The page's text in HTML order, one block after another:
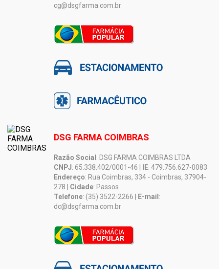
cg@dsgfarma.com.br
DSG FARMA COIMBRAS
Razão Social : DSG FARMA COIMBRAS LTDA
CNPJ: 65.338.402/0001-46 | IE: 479.756.627-0083
Endereço: Rua Coimbras, 334 - Coimbras, 37904-
278 | Cidade: Passos
Telefone: (35) 3522-2266 | E-mail :
dc@dsgfarma.com.br